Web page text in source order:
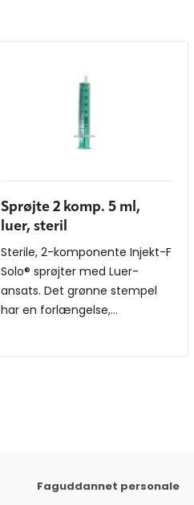
Sprøjte 2 komp. 5 ml,
luer, steril
Sterile, 2-komponente Injekt-F
Solo® sprøjter med Luer-
ansats. Det grønne stempel
har en forlængelse,...
Faguddannet personale